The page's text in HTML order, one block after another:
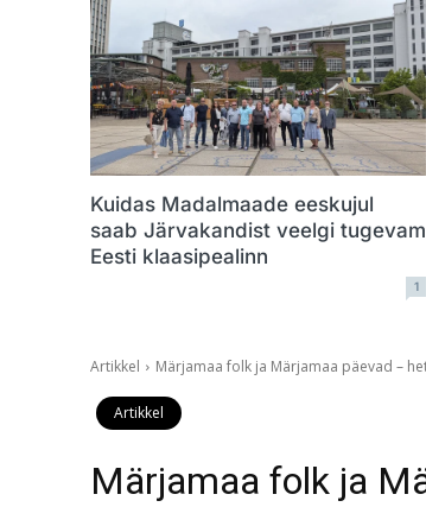
Kuidas Madalmaade eeskujul
saab Järvakandist veelgi tugevam
Eesti klaasipealinn
1